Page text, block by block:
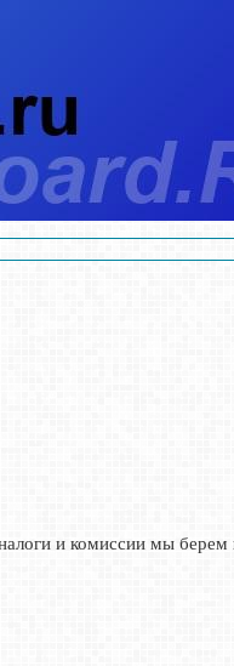
и комиссии мы берем